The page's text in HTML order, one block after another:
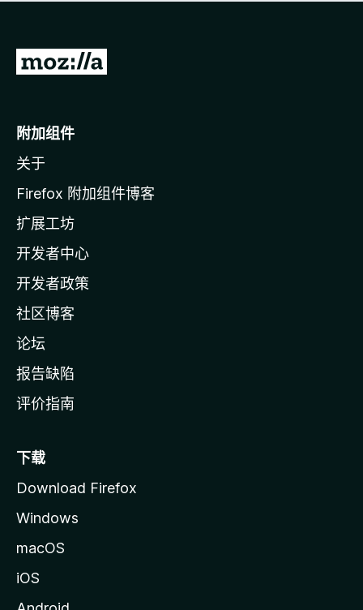
无
转
o
i
l
a
主
页
附加组件
关于
Firefox 附加组件博客
扩展工坊
开发者中心
开发者政策
社区博客
论坛
报告缺陷
评价指南
下载
Download Firefox
Windows
macOS
iOS